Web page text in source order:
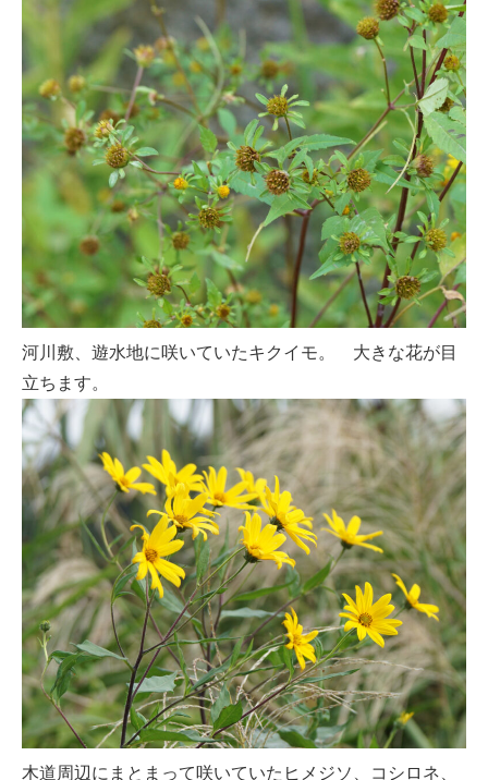
河川敷、遊水地に咲いていたキクイモ。 大きな花が目
立ちます。
木道周辺にまとまって咲いていたヒメジソ、コシロネ、